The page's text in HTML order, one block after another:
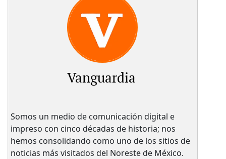
Vanguardia
Somos un medio de comunicación digital e
impreso con cinco décadas de historia; nos
hemos consolidando como uno de los sitios de
noticias más visitados del Noreste de México.